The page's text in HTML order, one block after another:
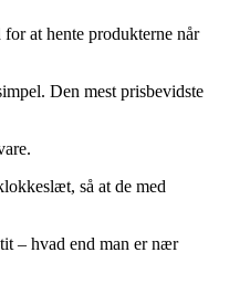
at hente produkterne når
Den mest prisbevidste
så at de med
– hvad end man er nær